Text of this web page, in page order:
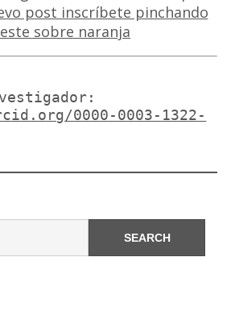
0000-0003-1322-